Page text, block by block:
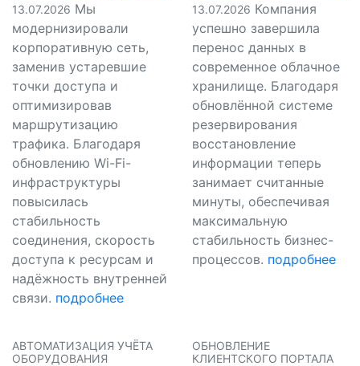
13.07.2026 Мы
модернизировали
корпоративную сеть,
заменив устаревшие
точки доступа и
оптимизировав
маршрутизацию
трафика. Благодаря
обновлению Wi-Fi-
инфраструктуры
повысилась
стабильность
соединения, скорость
доступа к ресурсам и
надёжность внутренней
связи. подробнее
13.07.2026 Компания
успешно завершила
перенос данных в
современное облачное
хранилище. Благодаря
обновлённой системе
резервирования
восстановление
информации теперь
занимает считанные
минуты, обеспечивая
максимальную
стабильность бизнес-
процессов. подробнее
АВТОМАТИЗАЦИЯ УЧЁТА
ОБОРУДОВАНИЯ
ОБНОВЛЕНИЕ
КЛИЕНТСКОГО ПОРТАЛА